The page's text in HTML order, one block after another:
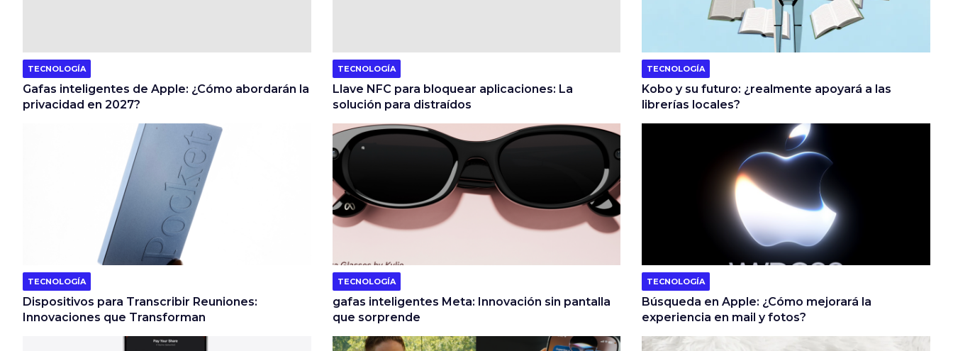
TECNOLOGÍA
Gafas inteligentes de Apple: ¿Cómo abordarán la
privacidad en 2027?
TECNOLOGÍA
Llave NFC para bloquear aplicaciones: La
solución para distraídos
TECNOLOGÍA
Kobo y su futuro: ¿realmente apoyará a las
librerías locales?
TECNOLOGÍA
Dispositivos para Transcribir Reuniones:
Innovaciones que Transforman
TECNOLOGÍA
gafas inteligentes Meta: Innovación sin pantalla
que sorprende
TECNOLOGÍA
Búsqueda en Apple: ¿Cómo mejorará la
experiencia en mail y fotos?